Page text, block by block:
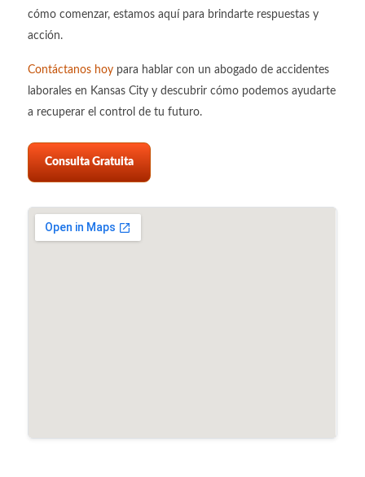
cómo comenzar, estamos aquí para brindarte respuestas y
acción.
Contáctanos hoy para hablar con un abogado de accidentes
laborales en Kansas City y descubrir cómo podemos ayudarte
a recuperar el control de tu futuro.
Consulta Gratuita